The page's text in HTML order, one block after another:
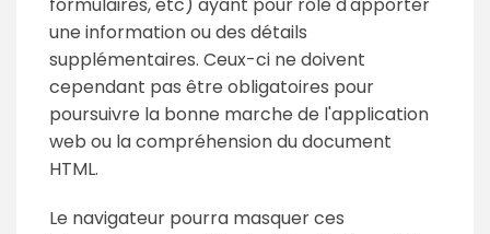
une information ou des détails
supplémentaires. Ceux-ci ne doivent
cependant pas être obligatoires pour
poursuivre la bonne marche de l'application
web ou la compréhension du document
HTML.
Le navigateur pourra masquer ces